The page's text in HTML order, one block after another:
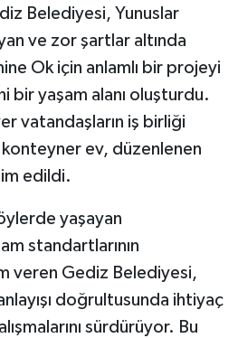
Belediyesi, Yunuslar
ve zor şartlar altında
Ok için anlamlı bir projeyi
bir yaşam alanı oluşturdu.
vatandaşların iş birliği
ev, düzenlenen
edildi.
yaşayan
standartlarının
veren Gediz Belediyesi,
doğrultusunda ihtiyaç
sürdürüyor. Bu